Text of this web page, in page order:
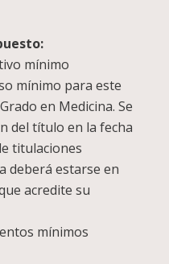
mínimo
mínimo para este
en Medicina. Se
del título en la fecha
titulaciones
deberá estarse en
acredite su
mínimos